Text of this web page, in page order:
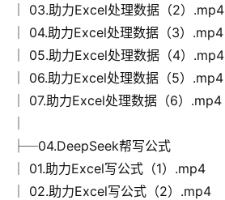
│ 03.助力Excel处理数据（2）.mp4
│ 04.助力Excel处理数据（3）.mp4
│ 05.助力Excel处理数据（4）.mp4
│ 06.助力Excel处理数据（5）.mp4
│ 07.助力Excel处理数据（6）.mp4
├─04.DeepSeek帮写公式
│ 01.助力Excel写公式（1）.mp4
│ 02.助力Excel写公式（2）.mp4